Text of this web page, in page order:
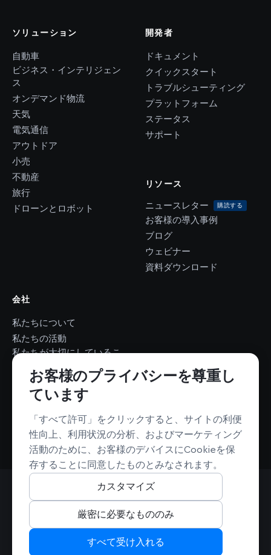
ソリューション
自動車
ビジネス・インテリジェン
ス
オンデマンド物流
天気
電気通信
アウトドア
小売
不動産
旅行
ドローンとロボット
開発者
ドキュメント
クイックスタート
トラブルシューティング
プラットフォーム
ステータス
サポート
リソース
ニュースレター 購読する
お客様の導入事例
ブログ
ウェビナー
資料ダウンロード
会社
私たちについて
私たちの活動
私たちが大切にしているこ
と
ニュースルーム
採用情報
採用情報
非営利団体への支援
© Mapbox. All rights reserved.（無断転載・複製を禁じます）
利用規約プライバシーセキュリティ
カリフォルニア州におけるプライバシーに関する選択肢
MapboxのGitHubを見る
MapboxのX（旧Twitter）
MapboxのLinkedInペ
Mapboxの
お客様のプライバシーを尊重し
ています
「すべて許可」をクリックすると、サイトの利便
性向上、利用状況の分析、およびマーケティング
活動のために、お客様のデバイスにCookieを保
存することに同意したものとみなされます。
カスタマイズ
厳密に必要なもののみ
すべて受け入れる